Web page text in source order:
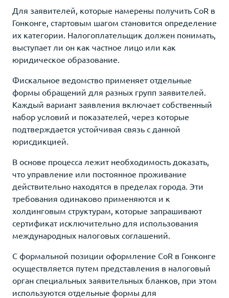
Для заявителей, которые намерены получить CoR в
Гонконге, стартовым шагом становится определение
их категории. Налогоплательщик должен понимать,
выступает ли он как частное лицо или как
юридическое образование.
Фискальное ведомство применяет отдельные
формы обращений для разных групп заявителей.
Каждый вариант заявления включает собственный
набор условий и показателей, через которые
подтверждается устойчивая связь с данной
юрисдикцией.
В основе процесса лежит необходимость доказать,
что управление или постоянное проживание
действительно находятся в пределах города. Эти
требования одинаково применяются и к
холдинговым структурам, которые запрашивают
сертификат исключительно для использования
международных налоговых соглашений.
С формальной позиции оформление CoR в Гонконге
осуществляется путем представления в налоговый
орган специальных заявительных бланков, при этом
используются отдельные формы для